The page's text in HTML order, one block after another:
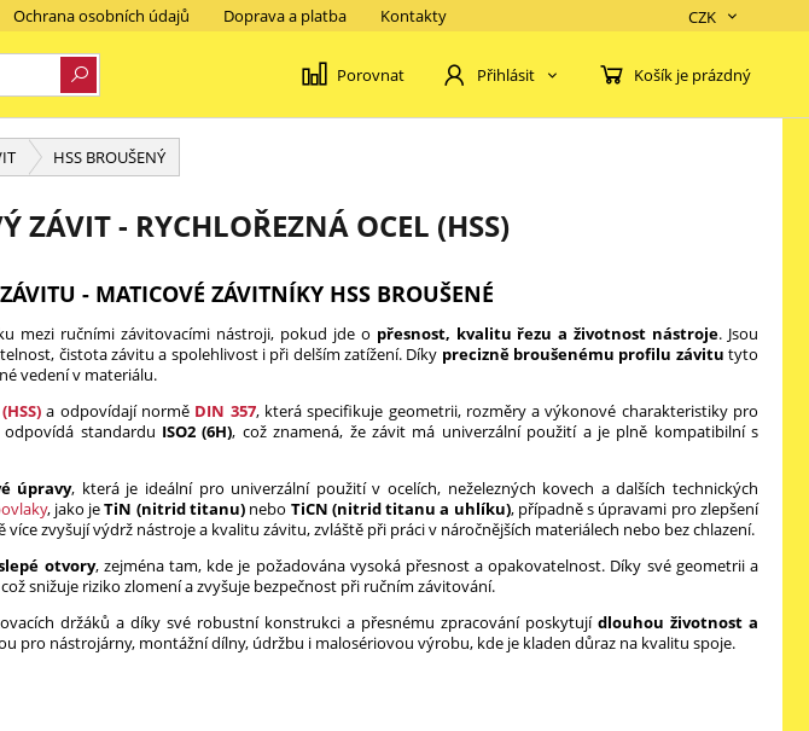
Ochrana osobních údajů Doprava a platba Kontakty CZK
Porovnat Přihlásit Košík je prázdný
HSS BROUŠENÝ
ZÁVIT - RYCHLOŘEZNÁ OCEL (HSS)
- MATICOVÉ ZÁVITNÍKY HSS BROUŠENÉ
mezi ručními závitovacími nástroji, pokud jde o přesnost, kvalitu řezu a životnost nástroje. Jsou
čistota závitu a spolehlivost i při delším zatížení. Díky precizně broušenému profilu závitu tyto
vedení v materiálu.
a odpovídají normě DIN 357, která specifikuje geometrii, rozměry a výkonové charakteristiky pro
standardu ISO2 (6H), což znamená, že závit má univerzální použití a je plně kompatibilní s
úpravy, která je ideální pro univerzální použití v ocelích, neželezných kovech a dalších technických
, jako jeTiN (nitrid titanu)nebo TiCN (nitrid titanu a uhlíku), případně s úpravami pro zlepšení
zvyšují výdrž nástroje a kvalitu závitu, zvláště při práci v náročnějších materiálech nebo bez chlazení.
otvory, zejména tam, kde je požadována vysoká přesnost a opakovatelnost. Díky své geometrii a
snižuje riziko zlomení a zvyšuje bezpečnost při ručním závitování.
držáků a díky své robustní konstrukci a přesnému zpracování poskytují dlouhou životnost a
pro nástrojárny, montážní dílny, údržbu i malosériovou výrobu, kde je kladen důraz na kvalitu spoje.